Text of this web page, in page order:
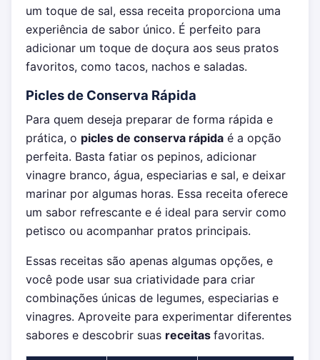
um toque de sal, essa receita proporciona uma
experiência de sabor único. É perfeito para
adicionar um toque de doçura aos seus pratos
favoritos, como tacos, nachos e saladas.
Picles de Conserva Rápida
Para quem deseja preparar de forma rápida e
prática, o picles de conserva rápida é a opção
perfeita. Basta fatiar os pepinos, adicionar
vinagre branco, água, especiarias e sal, e deixar
marinar por algumas horas. Essa receita oferece
um sabor refrescante e é ideal para servir como
petisco ou acompanhar pratos principais.
Essas receitas são apenas algumas opções, e
você pode usar sua criatividade para criar
combinações únicas de legumes, especiarias e
vinagres. Aproveite para experimentar diferentes
sabores e descobrir suas receitas favoritas.